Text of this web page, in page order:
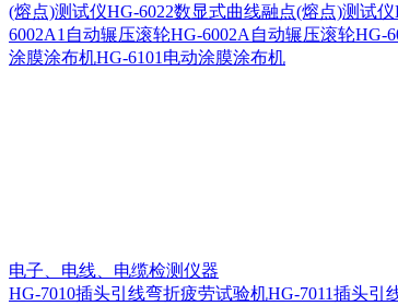
(熔点)测试仪HG-6022数显式曲线融点(熔点)测试仪
6002A1自动辗压滚轮HG-6002A自动辗压滚轮HG-
涂膜涂布机HG-6101电动涂膜涂布机
电子、电线、电缆检测仪器
HG-7010插头引线弯折疲劳试验机HG-7011插头引